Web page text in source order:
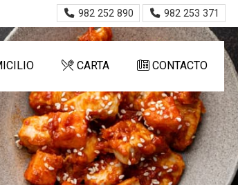
982 252 890 982 253 371
CARTA CONTACTO